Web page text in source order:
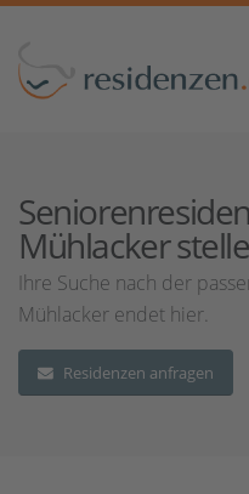
Mühlacker
Ihre Suche nach der
Mühlacker endet hier.
Residenzen anfragen